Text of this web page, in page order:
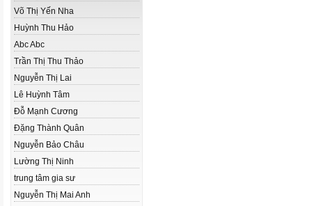
Võ Thị Yến Nha
Huỳnh Thu Hảo
Abc Abc
Trần Thị Thu Thảo
Nguyễn Thị Lai
Lê Huỳnh Tâm
Đỗ Mạnh Cương
Đặng Thành Quân
Nguyễn Bảo Châu
Lường Thị Ninh
trung tâm gia sư
Nguyễn Thị Mai Anh